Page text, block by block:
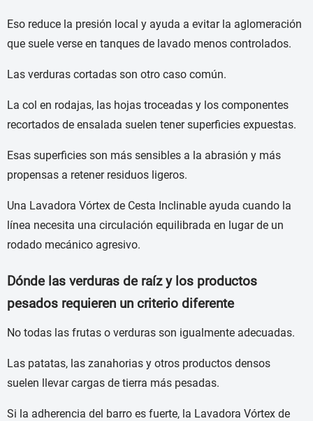
Eso reduce la presión local y ayuda a evitar la aglomeración
que suele verse en tanques de lavado menos controlados.
Las verduras cortadas son otro caso común.
La col en rodajas, las hojas troceadas y los componentes
recortados de ensalada suelen tener superficies expuestas.
Esas superficies son más sensibles a la abrasión y más
propensas a retener residuos ligeros.
Una Lavadora Vórtex de Cesta Inclinable ayuda cuando la
línea necesita una circulación equilibrada en lugar de un
rodado mecánico agresivo.
Dónde las verduras de raíz y los productos
pesados requieren un criterio diferente
No todas las frutas o verduras son igualmente adecuadas.
Las patatas, las zanahorias y otros productos densos
suelen llevar cargas de tierra más pesadas.
Si la adherencia del barro es fuerte, la Lavadora Vórtex de